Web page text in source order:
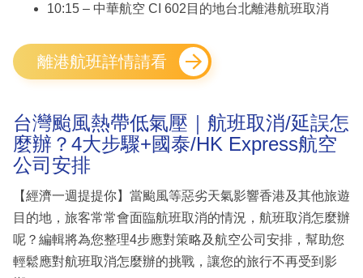
10:15 – 中華航空 CI 602目的地台北離港航班取消
離港航班詳情請看
台灣颱風熱帶低氣壓｜航班取消/延誤怎
麼辦？4大步驟+國泰/HK Express航空
公司安排
【經濟一週提提你】當颱風等惡劣天氣影響香港及其他旅遊
目的地，旅客常常會面臨航班取消的情況，航班取消怎麼辦
呢？編輯將為您整理4步應對策略及航空公司安排，幫助您
輕鬆應對航班取消怎麼辦的挑戰，讓您的旅行不再受到影